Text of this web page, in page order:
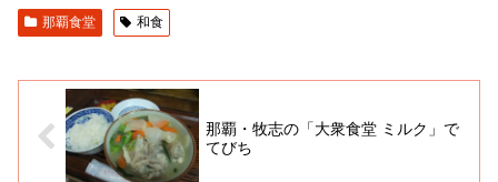
那覇食堂 和食
那覇・牧志の「大衆食堂 ミルク」で
てびち